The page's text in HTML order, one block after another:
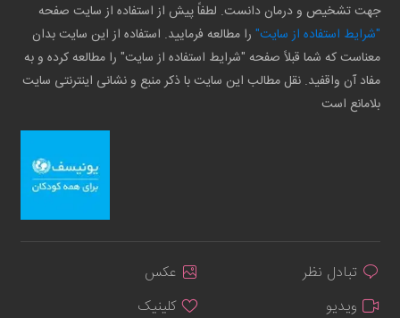
جهت تشخیص و درمان دانست. لطفاً پیش از استفاده از سایت صفحه
"شرایط استفاده از سایت" را مطالعه فرمایید. استفاده از این سایت بدان
معناست که شما قبلاً صفحه "شرایط استفاده از سایت" را مطالعه کرده و به
مفاد آن واقفید. نقل مطالب این سایت با ذکر منبع و نشانی اینترنتی سایت
بلامانع است
تبادل نظر
عکس
ویدیو
کلینیک